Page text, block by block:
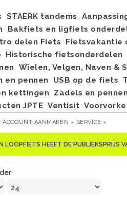
STAERK tandems
Bakfiets en ligfiets
delen Fiets
Fietsvakantie
Historische fietsonderdelen
Wielen, Velgen, Naven &
en pennen
USB op de fiets
kettingen
Zadels en pennen
JPTE Ventisit
ACCOUNT AANMAKEN » SERVICE »
LOOPFIETS HEEFT DE PUBLIEKSPRIJS